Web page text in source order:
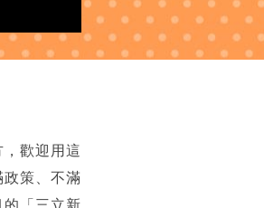
歡迎用這
策、不滿
「三立新